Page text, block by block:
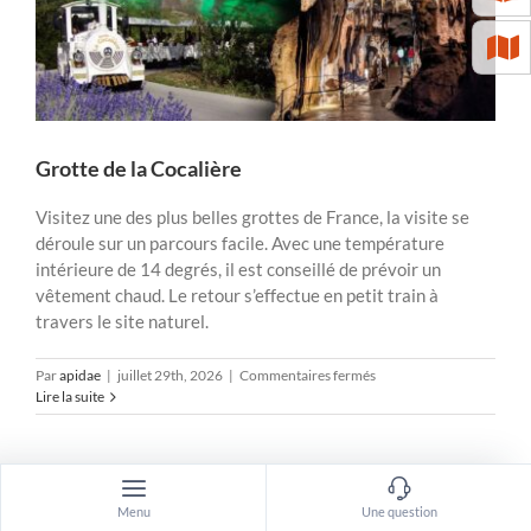
Grotte de la Cocalière
Visitez une des plus belles grottes de France, la visite se
déroule sur un parcours facile. Avec une température
intérieure de 14 degrés, il est conseillé de prévoir un
vêtement chaud. Le retour s’effectue en petit train à
travers le site naturel.
Parapidae | juillet 29th, 2026 | Commentaires ferméssur
de
Lire la suite
Menu Une question